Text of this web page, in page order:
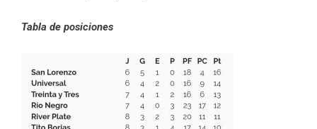
Tabla de posiciones